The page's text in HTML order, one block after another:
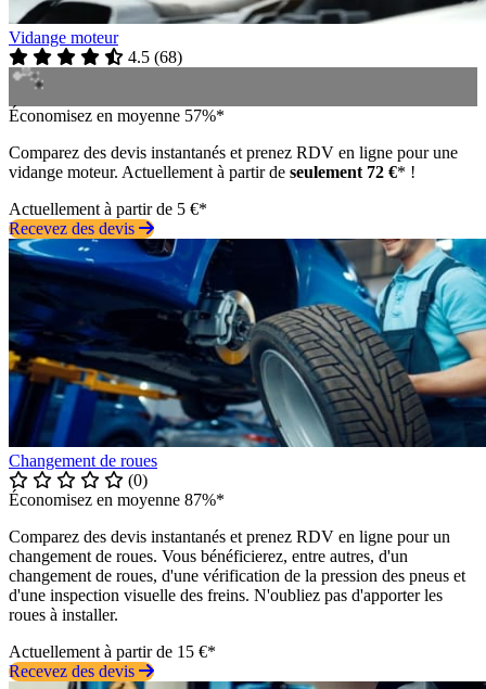
Vidange moteur
4.5 (68)
Économisez en moyenne 57%*
Comparez des devis instantanés et prenez RDV en ligne pour une
vidange moteur. Actuellement à partir de seulement 72 €* !
Actuellement à partir de 5 €*
Recevez des devis
Changement de roues
(0)
Économisez en moyenne 87%*
Comparez des devis instantanés et prenez RDV en ligne pour un
changement de roues. Vous bénéficierez, entre autres, d'un
changement de roues, d'une vérification de la pression des pneus et
d'une inspection visuelle des freins. N'oubliez pas d'apporter les
roues à installer.
Actuellement à partir de 15 €*
Recevez des devis